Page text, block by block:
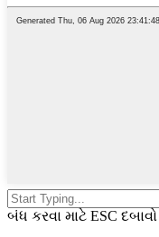
બંધ કરવા માટે ESC દબાવો